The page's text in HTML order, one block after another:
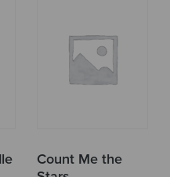
Count Me the